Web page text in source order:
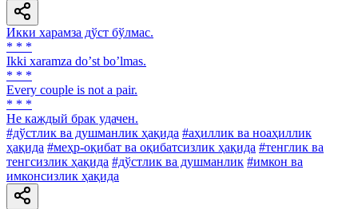
Икки харамза дўст бўлмас.
* * *
Ikki xaramza doʼst boʼlmas.
* * *
Every couple is not a pair.
* * *
He каждый брак удачен.
#дўстлик ва душманлик ҳақида #аҳиллик ва ноаҳиллик
ҳақида #меҳр-оқибат ва оқибатсизлик ҳақида #тенглик ва
тенгсизлик ҳақида #дўстлик ва душманлик #имкон ва
имконсизлик ҳақида